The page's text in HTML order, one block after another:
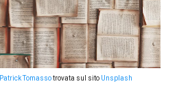
Patrick Tomassotrovata sul sito Unsplash